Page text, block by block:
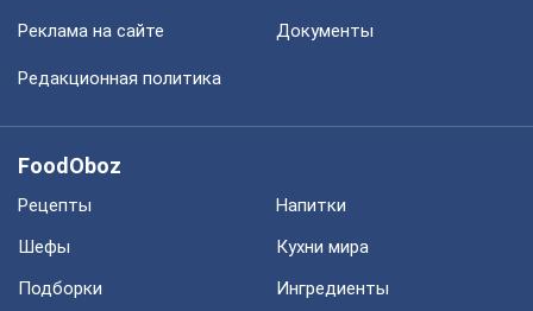
Реклама на сайте Документы
Редакционная политика
FoodOboz
Рецепты
Напитки
Шефы
Кухни мира
Подборки
Ингредиенты